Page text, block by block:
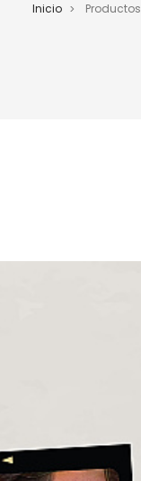
Inicio > Productos